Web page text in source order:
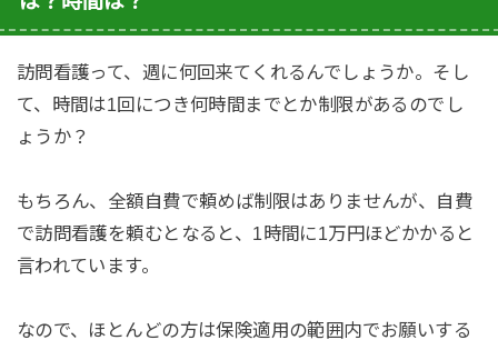
訪問看護って、週に何回来てくれるんでしょうか。そし
て、時間は1回につき何時間までとか制限があるのでし
ょうか？
もちろん、全額自費で頼めば制限はありませんが、自費
で訪問看護を頼むとなると、1時間に1万円ほどかかると
言われています。
なので、ほとんどの方は保険適用の範囲内でお願いする